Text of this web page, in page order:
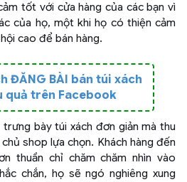
tốt với cửa hàng của các bạn vì
của họ, một khi họ có thiện cảm
cao để bán hàng.
ĐĂNG BÀI bán túi xách
quả trên Facebook
trưng bày túi xách đơn giản mà thu
shop lựa chọn. Khách hàng đến
thuần chỉ chăm chăm nhìn vào
chắn, họ sẽ ngó nghiêng xung